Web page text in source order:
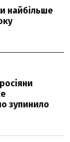
найбільше
зупинило